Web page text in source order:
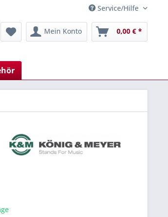
Service/Hilfe
Mein Konto 0,00 € *